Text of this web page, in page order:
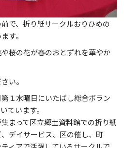
で、折り紙サークルおりひめの
す。
桜の花が春のおとずれを華やか
い。
１水曜日にいたばし総合ボラン
ています。
まって区立郷土資料館での折り紙
デイサービス、区の催し、町